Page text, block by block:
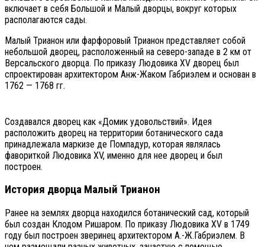
включает в себя Большой и Малый дворцы, вокруг которых
располагаются сады.
Малый Трианон или фарфоровый Трианон представляет собой
небольшой дворец, расположенный на северо-западе в 2 км от
Версальского дворца. По приказу Людовика XV дворец был
спроектирован архитектором Анж-Жаком Габриэлем и основан в
1762 — 1768 гг.
Создавался дворец как «Домик удовольствий». Идея
расположить дворец на территории ботанического сада
принадлежала маркизе де Помпадур, которая являлась
фавориткой Людовика XV, именно для нее дворец и был
построен.
История дворца Малый Трианон
Ранее на землях дворца находился ботанический сад, который
был создан Клодом Ришаром. По приказу Людовика XV в 1749
году был построен зверинец архитектором А.-Ж.Габриэлем. В